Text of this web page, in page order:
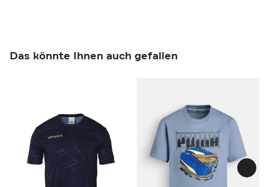
Das könnte Ihnen auch gefallen